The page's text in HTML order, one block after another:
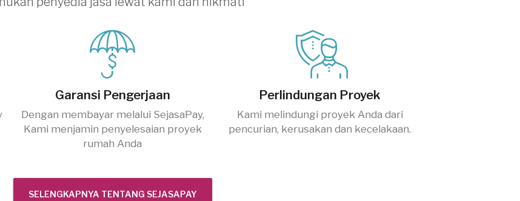
Garansi Pengerjaan
Dengan membayar melalui SejasaPay,
Kami menjamin penyelesaian proyek
rumah Anda
Perlindungan Proyek
Kami melindungi proyek Anda dari
pencurian, kerusakan dan kecelakaan.
SELENGKAPNYA TENTANG SEJASAPAY